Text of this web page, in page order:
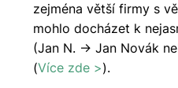
zejména větší firmy s
mohlo docházet k
(Jan N. -> Jan Novák
(Více zde >).